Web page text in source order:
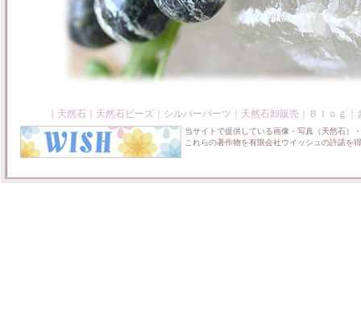
天然石 天然石ビーズ シルバーパーツ 天然石卸販売 Ｂｌｏｇ
当サイトで提供している画像・写真（天然石）
これらの著作物を有限会社ウイッシュの許諾を